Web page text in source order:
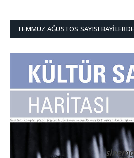
TEMMUZ AĞUSTOS SAYISI BAYILERDE